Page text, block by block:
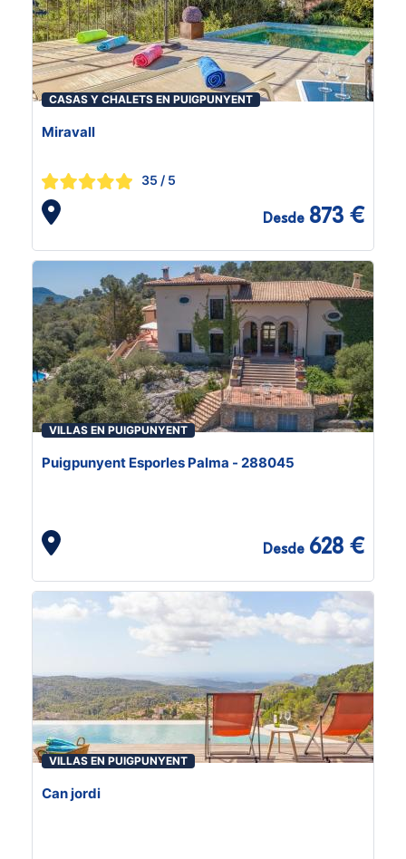
CASAS Y CHALETS EN PUIGPUNYENT
Miravall
35 / 5
Desde 873 €
VILLAS EN PUIGPUNYENT
Puigpunyent Esporles Palma - 288045
Desde 628 €
VILLAS EN PUIGPUNYENT
Can jordi